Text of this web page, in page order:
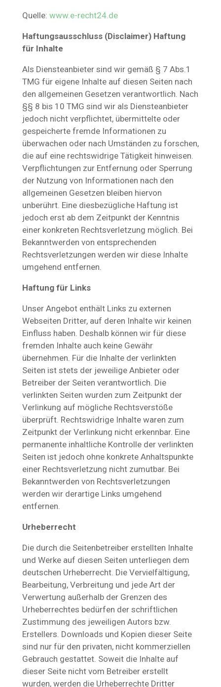
Quelle: www.e-recht24.de
Haftungsausschluss (Disclaimer) Haftung
für Inhalte
Als Diensteanbieter sind wir gemäß § 7 Abs.1
TMG für eigene Inhalte auf diesen Seiten nach
den allgemeinen Gesetzen verantwortlich. Nach
§§ 8 bis 10 TMG sind wir als Diensteanbieter
jedoch nicht verpflichtet, übermittelte oder
gespeicherte fremde Informationen zu
überwachen oder nach Umständen zu forschen,
die auf eine rechtswidrige Tätigkeit hinweisen.
Verpflichtungen zur Entfernung oder Sperrung
der Nutzung von Informationen nach den
allgemeinen Gesetzen bleiben hiervon
unberührt. Eine diesbezügliche Haftung ist
jedoch erst ab dem Zeitpunkt der Kenntnis
einer konkreten Rechtsverletzung möglich. Bei
Bekanntwerden von entsprechenden
Rechtsverletzungen werden wir diese Inhalte
umgehend entfernen.
Haftung für Links
Unser Angebot enthält Links zu externen
Webseiten Dritter, auf deren Inhalte wir keinen
Einfluss haben. Deshalb können wir für diese
fremden Inhalte auch keine Gewähr
übernehmen. Für die Inhalte der verlinkten
Seiten ist stets der jeweilige Anbieter oder
Betreiber der Seiten verantwortlich. Die
verlinkten Seiten wurden zum Zeitpunkt der
Verlinkung auf mögliche Rechtsverstöße
überprüft. Rechtswidrige Inhalte waren zum
Zeitpunkt der Verlinkung nicht erkennbar. Eine
permanente inhaltliche Kontrolle der verlinkten
Seiten ist jedoch ohne konkrete Anhaltspunkte
einer Rechtsverletzung nicht zumutbar. Bei
Bekanntwerden von Rechtsverletzungen
werden wir derartige Links umgehend
entfernen.
Urheberrecht
Die durch die Seitenbetreiber erstellten Inhalte
und Werke auf diesen Seiten unterliegen dem
deutschen Urheberrecht. Die Vervielfältigung,
Bearbeitung, Verbreitung und jede Art der
Verwertung außerhalb der Grenzen des
Urheberrechtes bedürfen der schriftlichen
Zustimmung des jeweiligen Autors bzw.
Erstellers. Downloads und Kopien dieser Seite
sind nur für den privaten, nicht kommerziellen
Gebrauch gestattet. Soweit die Inhalte auf
dieser Seite nicht vom Betreiber erstellt
wurden, werden die Urheberrechte Dritter